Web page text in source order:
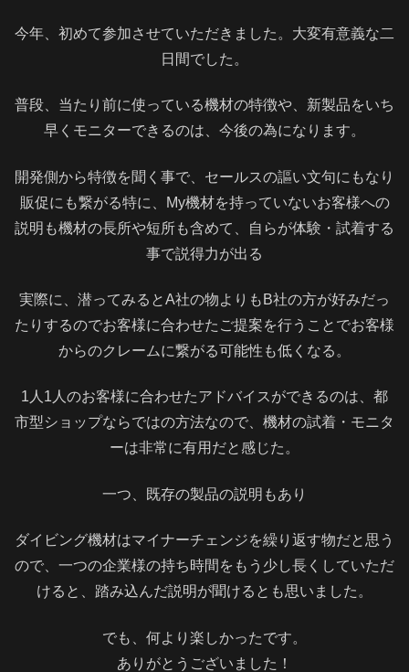
今年、初めて参加させていただきました。大変有意義な二
日間でした。
普段、当たり前に使っている機材の特徴や、新製品をいち
早くモニターできるのは、今後の為になります。
開発側から特徴を聞く事で、セールスの謳い文句にもなり
販促にも繋がる特に、My機材を持っていないお客様への
説明も機材の長所や短所も含めて、自らが体験・試着する
事で説得力が出る
実際に、潜ってみるとA社の物よりもB社の方が好みだっ
たりするのでお客様に合わせたご提案を行うことでお客様
からのクレームに繋がる可能性も低くなる。
1人1人のお客様に合わせたアドバイスができるのは、都
市型ショップならではの方法なので、機材の試着・モニタ
ーは非常に有用だと感じた。
一つ、既存の製品の説明もあり
ダイビング機材はマイナーチェンジを繰り返す物だと思う
ので、一つの企業様の持ち時間をもう少し長くしていただ
けると、踏み込んだ説明が聞けるとも思いました。
でも、何より楽しかったです。
ありがとうございました！